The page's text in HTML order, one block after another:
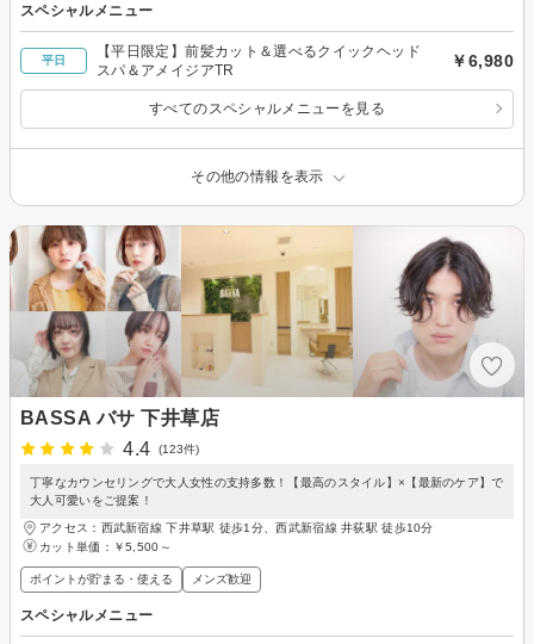
スペシャルメニュー
平日
【平日限定】前髪カット＆選べるクイックヘッド
スパ＆アメイジアTR
￥6,980
すべてのスペシャルメニューを見る
その他の情報を表示
BASSA バサ 下井草店
4.4
(123件)
丁寧なカウンセリングで大人女性の支持多数！【最高のスタイル】×【最新のケア】で
大人可愛いをご提案！
アクセス：西武新宿線 下井草駅 徒歩1分、西武新宿線 井荻駅 徒歩10分
カット単価： ￥5,500～
ポイントが貯まる・使える メンズ歓迎
スペシャルメニュー